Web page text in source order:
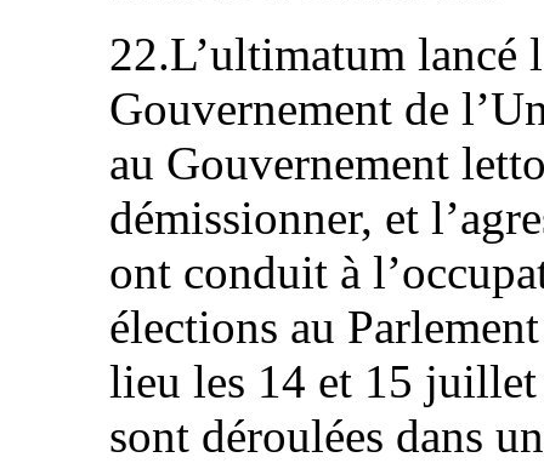
22.L’ultimatum lancé
Gouvernement de
au Gouvernement
démissionner, et
ont conduit à
élections au
lieu les 14 et 15 juillet
sont déroulées dans